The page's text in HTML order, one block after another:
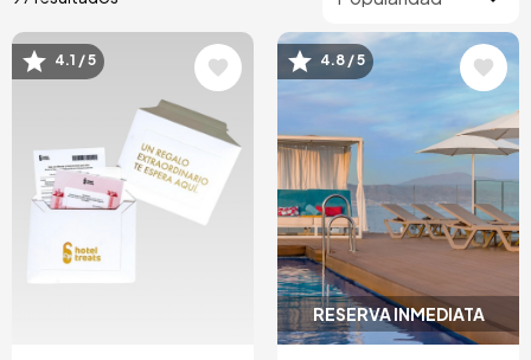
Image
4.1 / 5
RESERVA INMEDIATA
Image
4.8 / 5